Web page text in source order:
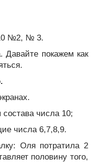
№2, № 3.
Давайте покажем как
числа 10;
числа 6,7,8,9.
Оля потратила 2
половину того,